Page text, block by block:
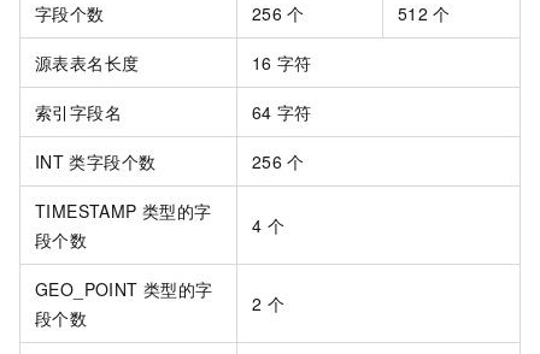
字段个数 256 个 512 个
源表表名长度 16 字符
索引字段名 64 字符
INT 类字段个数 256 个
TIMESTAMP 类型的字
段个数
4 个
GEO_POINT 类型的字
段个数
2 个